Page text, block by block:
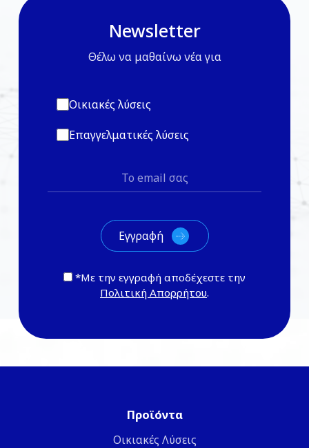
Newsletter
Θέλω να μαθαίνω νέα για
Οικιακές λύσεις
Επαγγελματικές λύσεις
*Με την εγγραφή αποδέχεστε την
Πολιτική Απορρήτου.
Προϊόντα
Οικιακές Λύσεις